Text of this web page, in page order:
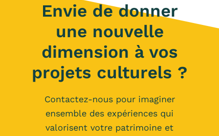
Envie de donner
une nouvelle
dimension à vos
projets culturels ?
Contactez-nous pour imaginer
ensemble des expériences qui
valorisent votre patrimoine et